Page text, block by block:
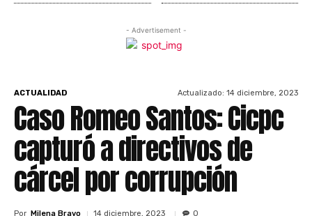
- Advertisement -